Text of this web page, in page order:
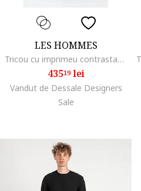
LES HOMMES
Tricou cu imprimeu contrastant,
43519lei
Vandut de Dessale Designers
Sale